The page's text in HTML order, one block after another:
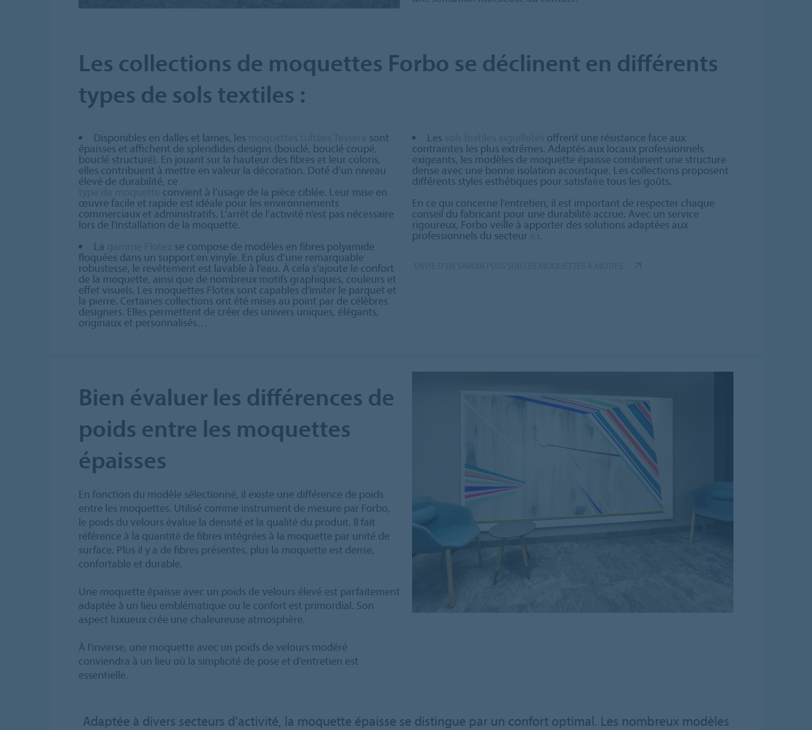
Les collections de moquettes Forbo se déclinent en différents
types de sols textiles :
Disponibles en dalles et lames, les sont
épaisses et affichent de splendides designs (bouclé, bouclé coupé,
bouclé structuré). En jouant sur la hauteur des fibres et leur coloris,
elles contribuent à mettre en valeur la décoration. Doté d’un niveau
élevé de durabilité, ce
convient à l’usage de la pièce ciblée. Leur mise en
œuvre facile et rapide est idéale pour les environnements
commerciaux et administratifs. L’arrêt de l’activité n’est pas nécessaire
lors de l’installation de la moquette.
La
se compose de modèles en fibres polyamide
floquées dans un support en vinyle. En plus d’une remarquable
robustesse, le revêtement est lavable à l’eau. À cela s’ajoute le confort
de la moquette, ainsi que de nombreux motifs graphiques, couleurs et
effet visuels. Les moquettes Flotex sont capables d’imiter le parquet et
la pierre. Certaines collections ont été mises au point par de célèbres
designers. Elles permettent de créer des univers uniques, élégants,
originaux et personnalisés…
Les offrent une résistance face aux
contraintes les plus extrêmes. Adaptés aux locaux professionnels
exigeants, les modèles de moquette épaisse combinent une structure
dense avec une bonne isolation acoustique. Les collections proposent
différents styles esthétiques pour satisfaire tous les goûts.
En ce qui concerne l’entretien, il est important de respecter chaque
conseil du fabricant pour une durabilité accrue. Avec un service
rigoureux, Forbo veille à apporter des solutions adaptées aux
professionnels du secteur ici .
Bien évaluer les différences de
poids entre les moquettes
épaisses
En fonction du modèle sélectionné, il existe une différence de poids
entre les moquettes. Utilisé comme instrument de mesure par Forbo,
le poids du velours évalue la densité et la qualité du produit. Il fait
référence à la quantité de fibres intégrées à la moquette par unité de
surface. Plus il y a de fibres présentes, plus la moquette est dense,
confortable et durable.
Une moquette épaisse avec un poids de velours élevé est parfaitement
adaptée à un lieu emblématique ou le confort est primordial. Son
aspect luxueux crée une chaleureuse atmosphère.
À l’inverse, une moquette avec un poids de velours modéré
conviendra à un lieu où la simplicité de pose et d’entretien est
essentielle.
Adaptée à divers secteurs d’activité, la moquette épaisse se distingue par un confort optimal. Les nombreux modèles